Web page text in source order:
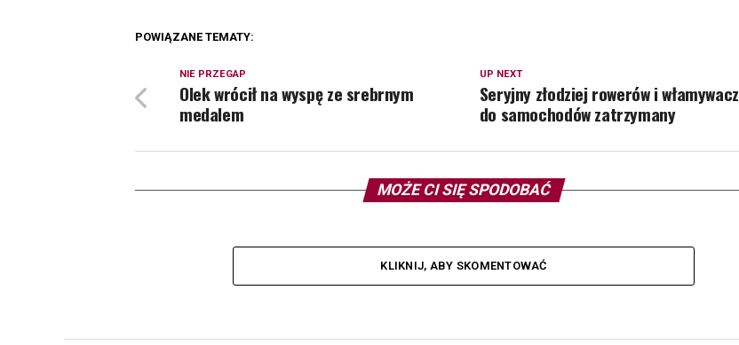
POWIĄZANE TEMATY:
UP NEXT
Seryjny złodziej rowerów i włamywacz
do samochodów zatrzymany
NIE PRZEGAP
Olek wrócił na wyspę ze srebrnym
medalem
MOŻE CI SIĘ SPODOBAĆ
KLIKNIJ, ABY SKOMENTOWAĆ